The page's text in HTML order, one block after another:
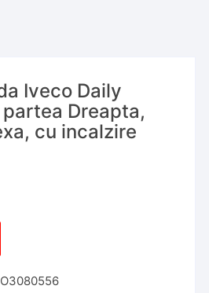
Iveco Daily
Dreapta,
cu incalzire